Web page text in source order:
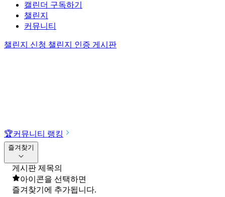
캘린더 구독하기
챌린지
커뮤니티
챌린지 신청 챌린지 인증 게시판
🏆커뮤니티 랭킹
즐겨찾기
게시판 제목의
아이콘을 선택하면
즐겨찾기에 추가됩니다.